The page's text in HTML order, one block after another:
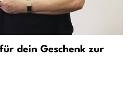
dein Geschenk zur